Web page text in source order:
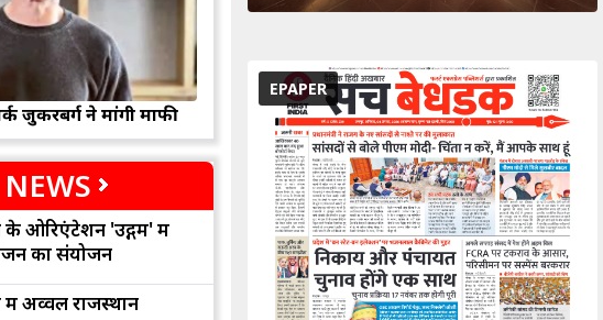
जुकरबर्ग ने मांगी माफी
के ओरिएंटेशन 'उद्गम' में
का संयोजन
अव्वल राजस्थान
EPAPER